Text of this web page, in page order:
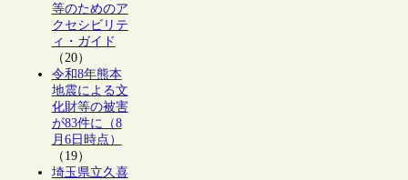
等のためのア
クセシビリテ
ィ・ガイド
（20）
令和8年熊本
地震による文
化財等の被害
が83件に（8
月6日時点）
（19）
埼玉県立久喜